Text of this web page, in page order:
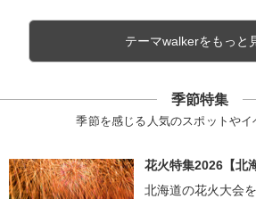
テーマwalkerをもっと
季節特集
季節を感じる人気のスポットやイ
花火特集2026【北
北海道の花火大会